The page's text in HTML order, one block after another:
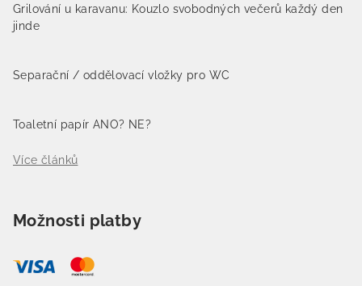
Grilování u karavanu: Kouzlo svobodných večerů každý den
jinde
Separační / oddělovací vložky pro WC
Toaletní papír ANO? NE?
Více článků
Možnosti platby